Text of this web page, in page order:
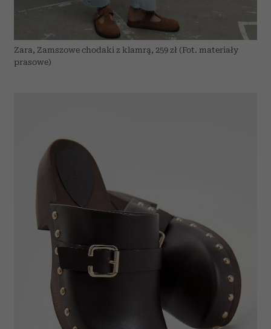
Zara, Zamszowe chodaki z klamrą, 259 zł (Fot. materiały
prasowe)